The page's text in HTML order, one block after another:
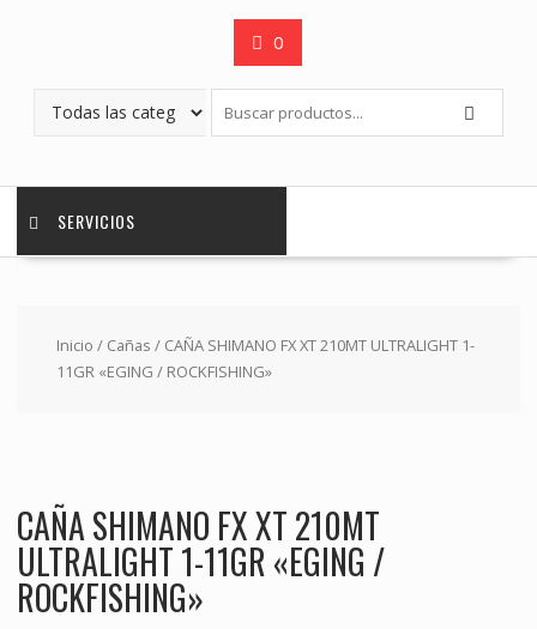
0
SERVICIOS
Inicio / Cañas / CAÑA SHIMANO FX XT 210MT ULTRALIGHT 1-
11GR «EGING / ROCKFISHING»
CAÑA SHIMANO FX XT 210MT
ULTRALIGHT 1-11GR «EGING /
ROCKFISHING»